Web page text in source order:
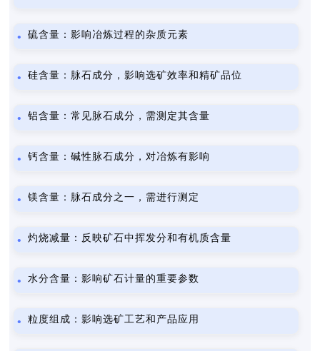
硫含量：影响冶炼过程的杂质元素
硅含量：脉石成分，影响选矿效率和精矿品位
铝含量：常见脉石成分，需测定其含量
钙含量：碱性脉石成分，对冶炼有影响
镁含量：脉石成分之一，需进行测定
灼烧减量：反映矿石中挥发分和有机质含量
水分含量：影响矿石计量的重要参数
粒度组成：影响选矿工艺和产品应用